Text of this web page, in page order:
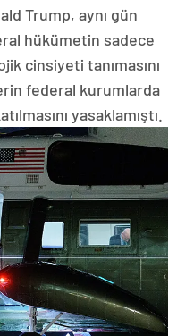
Trump, aynı gün
hükümetin sadece
cinsiyeti tanımasını
federal kurumlarda
yasaklamıştı.